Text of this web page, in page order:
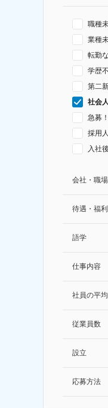
職種
業種
転勤
学歴
第二
社会
急募
採用
入社
会社・職
待遇・福
語学
仕事内容
社員の平
従業員数
設立
応募方法